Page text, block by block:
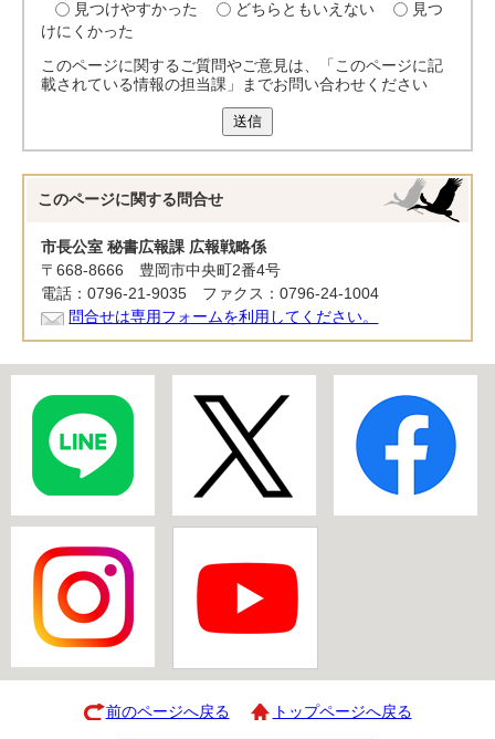
見つけやすかった
どちらともいえない
見つ
けにくかった
このページに関するご質問やご意見は、「このページに記
載されている情報の担当課」までお問い合わせください
送信
このページに関する 問合せ
市長公室 秘書広報課 広報戦略係
〒668-8666 豊岡市中央町2番4号
電話：0796-21-9035 ファクス：0796-24-1004
問合せは専用フォームを利用してください。
前のページへ戻る トップページへ戻る